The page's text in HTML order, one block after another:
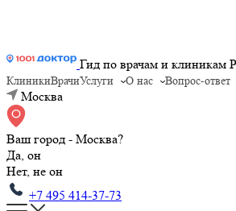
Гид по врачам и клиникам
КлиникиВрачиУслуги О нас Вопрос-ответ
Москва
Ваш город - Москва?
Да, он
Нет, не он
+7 495 414-37-73